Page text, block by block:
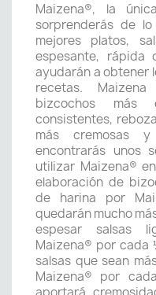
Maizena®, la
sorprenderás de
mejores platos,
espesante,
ayudarán a obtener
recetas.
bizcochos más
consistentes,
más cremosas
encontrarás unos
utilizar Maizena®
elaboración de
de harina por
quedarán mucho
espesar salsas
Maizena® por cada
salsas que sean
Maizena® por